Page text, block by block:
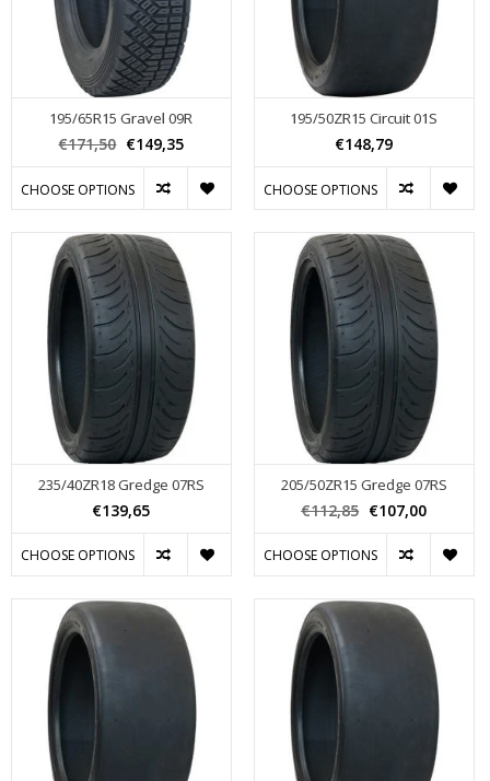
195/65R15 Gravel 09R
€171,50 €149,35
CHOOSE OPTIONS
195/50ZR15 Circuit 01S
€148,79
CHOOSE OPTIONS
235/40ZR18 Gredge 07RS
€139,65
CHOOSE OPTIONS
205/50ZR15 Gredge 07RS
€112,85 €107,00
CHOOSE OPTIONS